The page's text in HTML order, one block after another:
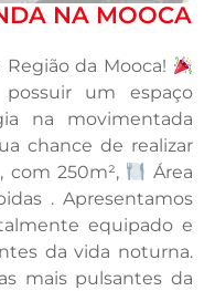
NA MOOCA
da Mooca!
um espaço
na movimentada
chance de realizar
com 250m²,
Área
. Apresentamos
equipado e
da vida noturna.
mais pulsantes da